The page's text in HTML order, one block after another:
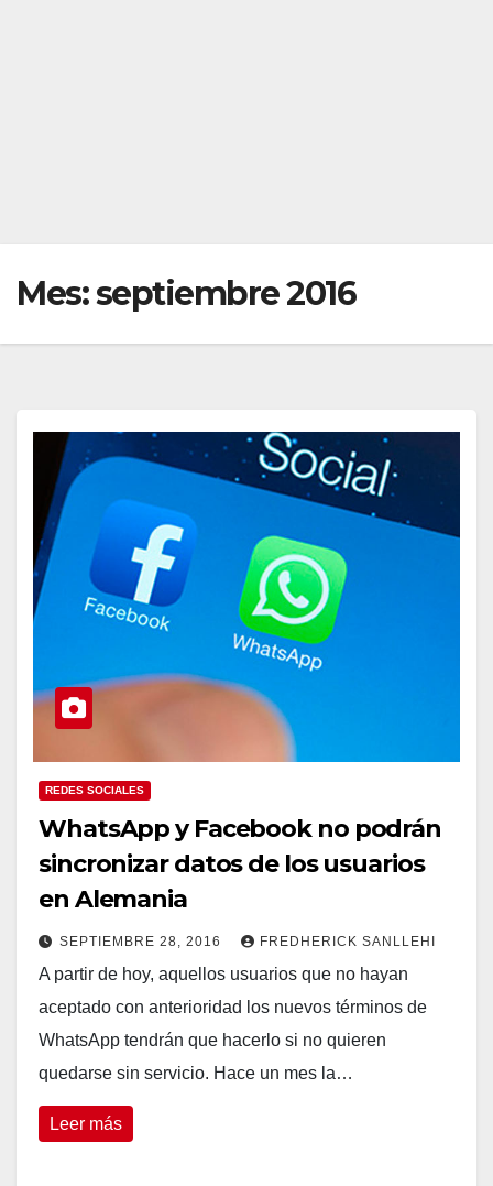
Mes:septiembre 2016
REDES SOCIALES
WhatsApp y Facebook no podrán
sincronizar datos de los usuarios
en Alemania
SEPTIEMBRE 28, 2016 FREDHERICK SANLLEHI
A partir de hoy, aquellos usuarios que no hayan
aceptado con anterioridad los nuevos términos de
WhatsApp tendrán que hacerlo si no quieren
quedarse sin servicio. Hace un mes la…
Leer más